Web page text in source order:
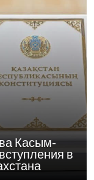
Касым-
в